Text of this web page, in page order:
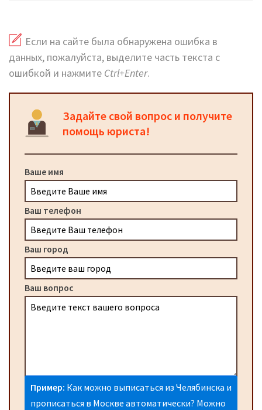
Если на сайте была обнаружена ошибка в
данных, пожалуйста, выделите часть текста с
ошибкой и нажмите Ctrl+Enter.
Задайте свой вопрос и получите
помощь юриста!
Ваше имя
Ваш телефон
Ваш город
Ваш вопрос
Пример: Как можно выписаться из Челябинска и
прописаться в Москве автоматически? Можно